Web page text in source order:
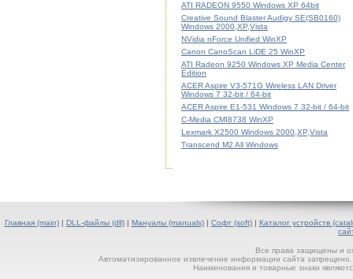
ATI RADEON 9550 Windows XP 64bit
Creative Sound Blaster Audigy SE(SB0160)
Windows 2000,XP,Vista
NVidia nForce Unified WinXP
Canon CanoScan LiDE 25 WinXP
ATI Radeon 9250 Windows XP Media Center
Edition
ACER Aspire V3-571G Wireless LAN Driver
Windows 7 32-bit / 64-bit
ACER Aspire E1-531 Windows 7 32-bit / 64-bit
C-Media CMI8738 WinXP
Lexmark X2500 Windows 2000,XP,Vista
Transcend M2 All Windows
Главная (main)| DLL-файлы (dll)| Мануалы (manuals)| Софт (soft)|
Каталог устройств
Все права защищены и
Автоматизированное извлечение информации сайта
Наименования и товарные знаки